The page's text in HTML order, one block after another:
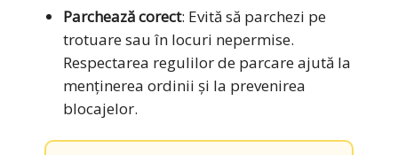
Parchează corect: Evită să parchezi pe
trotuare sau în locuri nepermise.
Respectarea regulilor de parcare ajută la
menținerea ordinii și la prevenirea
blocajelor.